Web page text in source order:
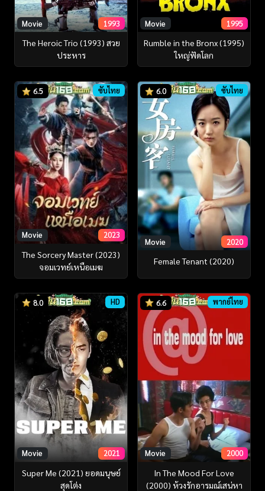
Movie 1993
The Heroic Trio (1993) สวย
ประหาร
Movie 1995
Rumble in the Bronx (1995)
ใหญ่ฟัดโลก
6.5 ซับไทย
Movie 2023
The Sorcery Master (2023)
จอมเวทย์เหนือเมฆ
6.0 ซับไทย
Movie 2020
Female Tenant (2020)
8.0 HD
Movie 2021
Super Me (2021) ยอดมนุษย์
สุดโต่ง
6.6 พากย์ไทย
Movie 2000
In The Mood For Love
(2000) ห้วงรักอารมณ์เสน่หา